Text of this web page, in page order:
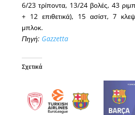
6/23 τρίποντα, 13/24 βολές, 43
+ 12 επιθετικά), 15 ασίστ, 7
μπλοκ.
Πηγή: Gazzetta
Σχετικά